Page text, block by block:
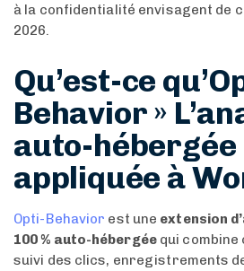
à la confidentialité envisagent de
2026.
Qu’est-ce
Behavior »
auto-hébergée
appliquée à
Opti-Behavior est une extension
100 % auto-hébergéequi combine
suivi des clics, enregistrements